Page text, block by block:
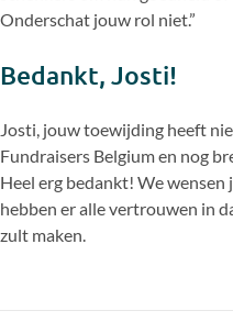
Onderschat jouw rol niet.”
Bedankt, Josti!
Josti, jouw toewijding heeft
Fundraisers Belgium en nog
Heel erg bedankt! We wensen
hebben er alle vertrouwen in
zult maken.